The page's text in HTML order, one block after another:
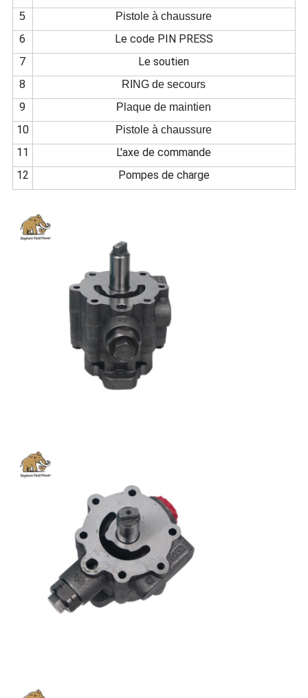
5
Pistole à chaussure
6
Le code PIN PRESS
7
Le soutien
8
RING de secours
9 Plaque de maintien
10 Pistole à chaussure
11
L'axe de commande
12
Pompes de charge